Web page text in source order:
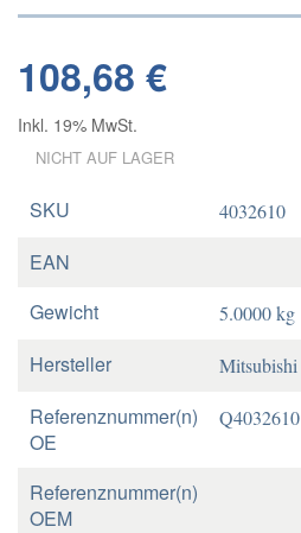
108,68 €
Inkl. 19% MwSt.
NICHT AUF LAGER
SKU 4032610
EAN
Gewicht
5.0000 kg
Hersteller Mitsubishi
Referenznummer(n)
OE
Q4032610
Referenznummer(n)
OEM